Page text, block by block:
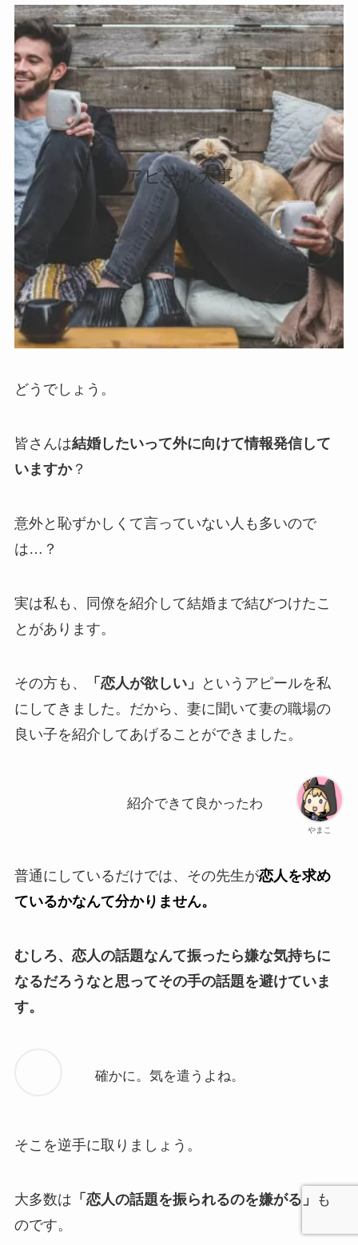
アピール大事
どうでしょう。
皆さんは結婚したいって外に向けて情報発信して
いますか？
意外と恥ずかしくて言っていない人も多いので
は…？
実は私も、同僚を紹介して結婚まで結びつけたこ
とがあります。
その方も、 「恋人が欲しい」
というアピールを私
にしてきました。だから、妻に聞いて妻の職場の
良い子を紹介してあげることができました。
やまこ
紹介できて良かったわ
普通にしているだけでは、その先生が恋人を求め
ているかなんて分かりません。
むしろ、恋人の話題なんて振ったら嫌な気持ちに
なるだろうなと思ってその手の話題を避けていま
す。
確かに。気を遣うよね。
そこを逆手に取りましょう。
大多数は 「恋人の話題を振られるのを嫌がる」
も
のです。